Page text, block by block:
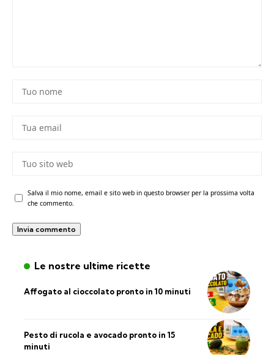
Salva il mio nome, email e sito web in questo browser per la prossima volta
che commento.
Le nostre ultime ricette
Affogato al cioccolato pronto in 10 minuti
Pesto di rucola e avocado pronto in 15
minuti